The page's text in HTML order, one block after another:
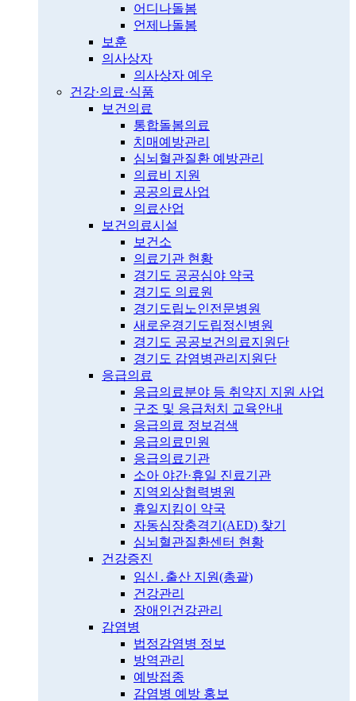
어디나돌봄
언제나돌봄
보훈
의사상자
의사상자 예우
건강·의료·식품
보건의료
통합돌봄의료
치매예방관리
심뇌혈관질환 예방관리
의료비 지원
공공의료사업
의료산업
보건의료시설
보건소
의료기관 현황
경기도 공공심야 약국
경기도 의료원
경기도립노인전문병원
새로운경기도립정신병원
경기도 공공보건의료지원단
경기도 감염병관리지원단
응급의료
응급의료분야 등 취약지 지원 사업
구조 및 응급처치 교육안내
응급의료 정보검색
응급의료민원
응급의료기관
소아 야간·휴일 진료기관
지역외상협력병원
휴일지킴이 약국
자동심장충격기(AED) 찾기
심뇌혈관질환센터 현황
건강증진
임신․출산 지원(총괄)
건강관리
장애인건강관리
감염병
법정감염병 정보
방역관리
예방접종
감염병 예방 홍보